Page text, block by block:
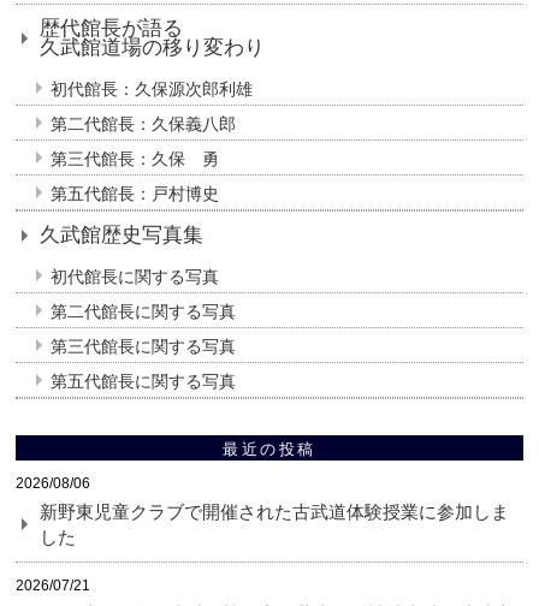
歴代館長が語る
久武館道場の移り変わり
初代館長：久保源次郎利雄
第二代館長：久保義八郎
第三代館長：久保 勇
第五代館長：戸村博史
久武館歴史写真集
初代館長に関する写真
第二代館長に関する写真
第三代館長に関する写真
第五代館長に関する写真
最近の投稿
2026/08/06
新野東児童クラブで開催された古武道体験授業に参加しま
した
2026/07/21